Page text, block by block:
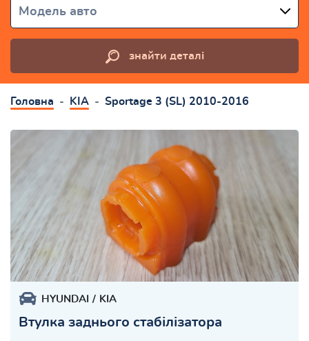
Модель авто
знайти деталі
Головна KIA Sportage 3 (SL) 2010-2016
HYUNDAI KIA
Втулка заднього стабілізатора